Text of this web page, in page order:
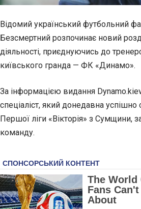
Відомий український футбольний
Безсмертний розпочинає новий
діяльності, приєднуючись до
київського гранда — ФК «Динамо».
За інформацією видання
спеціаліст, який донедавна
Першої ліги «Вікторія» з Сумщини,
команду.